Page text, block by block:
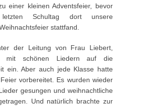
einer kleinen Adventsfeier, bevor
Schultag dort unsere
stattfand.
der Leitung von Frau Liebert,
mit schönen Liedern auf die
ein. Aber auch jede Klasse hatte
vorbereitet. Es wurden wieder
gesungen und weihnachtliche
Und natürlich brachte zur